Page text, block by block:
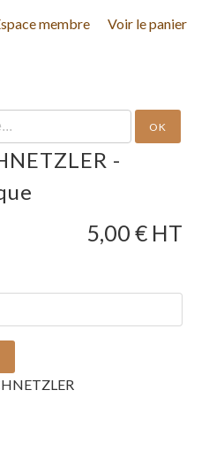
membre Voir le panier
OK
-
5,00 € HT